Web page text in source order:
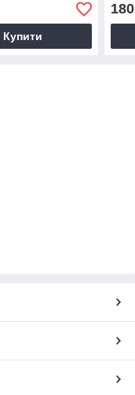
Купити
180